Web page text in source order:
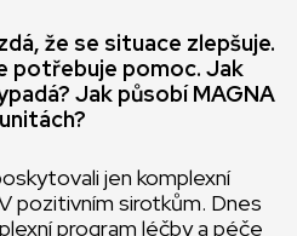
že se situace zlepšuje.
potřebuje pomoc. Jak
Jak působí MAGNA
jen komplexní
pozitivním sirotkům. Dnes
program léčby a péče